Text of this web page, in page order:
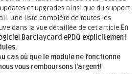
et upgrades ainsi que du support
Une liste complète de toutes les
dans la vue détaillée de cet article.En
Barclaycard ePDQ explicitement
cas où que le module ne fonctionne
vous remboursons l'argent!